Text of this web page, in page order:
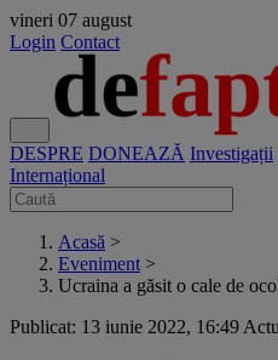
vineri 07 august
Login Contact
DESPRE DONEAZĂ Investigații
Internațional
Acasă >
Eveniment >
Ucraina a găsit o cale de
Publicat: 13 iunie 2022, 16:49